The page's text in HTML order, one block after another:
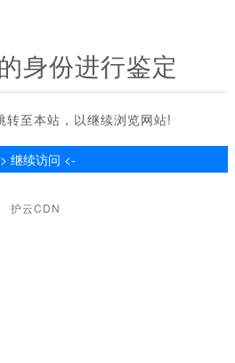
身份进行鉴定
转至本站，以继续浏览网站!
护云CDN